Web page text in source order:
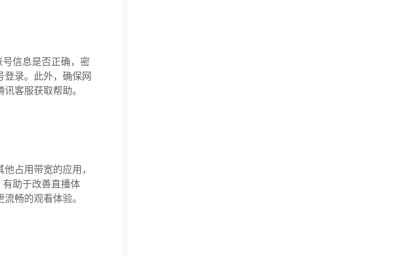
信息是否正确，密
录。此外，确保网
客服获取帮助。
占用带宽的应用，
助于改善直播体
畅的观看体验。